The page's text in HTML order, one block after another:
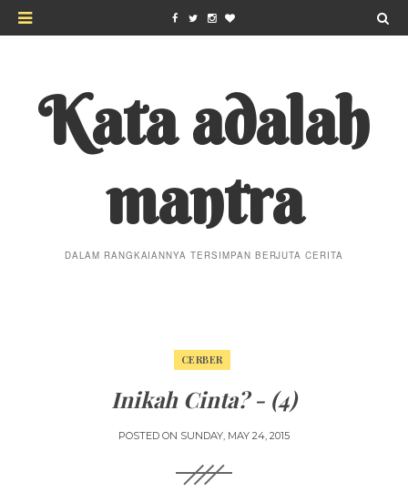
Kata adalah
mantra
DALAM RANGKAIANNYA TERSIMPAN BERJUTA CERITA
CERBER
Inikah Cinta? - (4)
POSTED ON SUNDAY, MAY 24, 2015